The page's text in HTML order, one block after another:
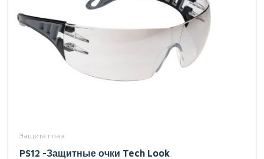
Защита глаз
PS12 -Защитные очки Tech Look